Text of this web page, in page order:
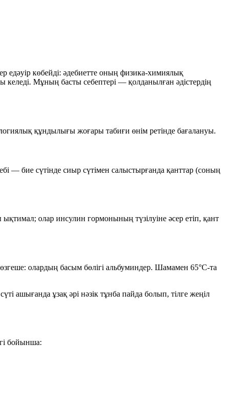
едәуір көбейді: әдебиетте оның физика-химиялық
келеді. Мұның басты себептері — қолданылған әдістердің
құндылығы жоғары табиғи өнім ретінде бағалануы.
— бие сүтінде сиыр сүтімен салыстырғанда қанттар (соның
олар инсулин гормонының түзілуіне әсер етіп, қант
олардың басым бөлігі альбуминдер. Шамамен 65°C-та
ашығанда ұзақ әрі нәзік тұнба пайда болып, тілге жеңіл
бойынша: